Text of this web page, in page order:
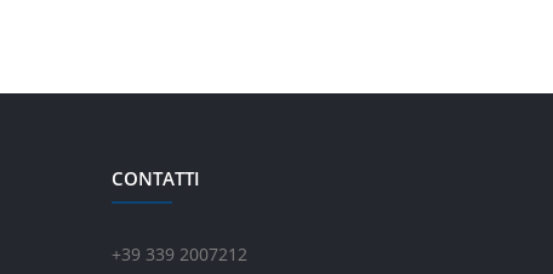
CONTATTI
+39 339 2007212